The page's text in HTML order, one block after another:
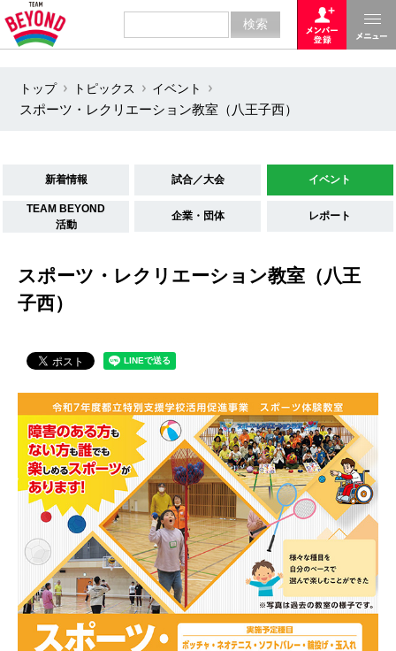
トップ トピックス
イベント
スポーツ・レクリエーション教室（八王子西）
新着情報 試合／大会 イベント
TEAM BEYOND
活動
企業・団体 レポート
スポーツ・レクリエーション教室（八王
子西）